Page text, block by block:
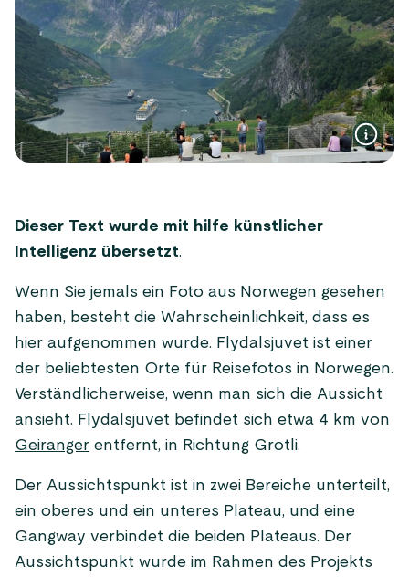
Dieser Text wurde mit hilfe künstlicher
Intelligenz übersetzt.
Wenn Sie jemals ein Foto aus Norwegen gesehen
haben, besteht die Wahrscheinlichkeit, dass es
hier aufgenommen wurde. Flydalsjuvet ist einer
der beliebtesten Orte für Reisefotos in Norwegen.
Verständlicherweise, wenn man sich die Aussicht
ansieht. Flydalsjuvet befindet sich etwa 4 km von
Geiranger entfernt, in Richtung Grotli.
Der Aussichtspunkt ist in zwei Bereiche unterteilt,
ein oberes und ein unteres Plateau, und eine
Gangway verbindet die beiden Plateaus. Der
Aussichtspunkt wurde im Rahmen des Projekts